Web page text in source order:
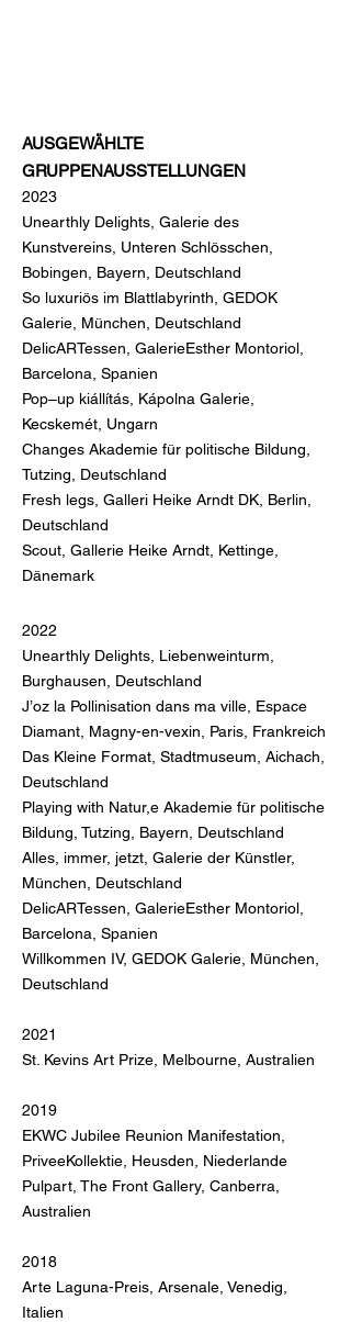
AUSGEWÄHLTE
GRUPPENAUSSTELLUNGEN
2023
Unearthly Delights, Galerie des
Kunstvereins, Unteren Schlösschen,
Bobingen, Bayern, Deutschland
So luxuriös im Blattlabyrinth, GEDOK
Galerie, München, Deutschland
DelicARTessen, GalerieEsther Montoriol,
Barcelona, Spanien
Pop–up kiállítás, Kápolna Galerie,
Kecskemét, Ungarn
Changes Akademie für politische Bildung,
Tutzing, Deutschland
Fresh legs, Galleri Heike Arndt DK, Berlin,
Deutschland
Scout, Gallerie Heike Arndt, Kettinge,
Dänemark
2022
Unearthly Delights, Liebenweinturm,
Burghausen, Deutschland
J’oz la Pollinisation dans ma ville, Espace
Diamant, Magny-en-vexin, Paris, Frankreich
Das Kleine Format, Stadtmuseum, Aichach,
Deutschland
Playing with Natur,e Akademie für politische
Bildung, Tutzing, Bayern, Deutschland
Alles, immer, jetzt, Galerie der Künstler,
München, Deutschland
DelicARTessen, GalerieEsther Montoriol,
Barcelona, Spanien
Willkommen IV, GEDOK Galerie, München,
Deutschland
2021
St. Kevins Art Prize, Melbourne, Australien
2019
EKWC Jubilee Reunion Manifestation,
PriveeKollektie, Heusden, Niederlande
Pulpart, The Front Gallery, Canberra,
Australien
2018
Arte Laguna-Preis, Arsenale, Venedig,
Italien